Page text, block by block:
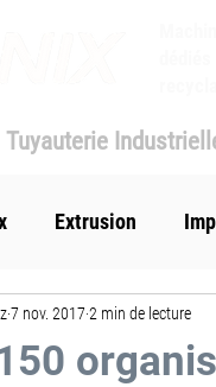
Tuyauterie
Extrusion
7 nov. 2017 2 min de lecture